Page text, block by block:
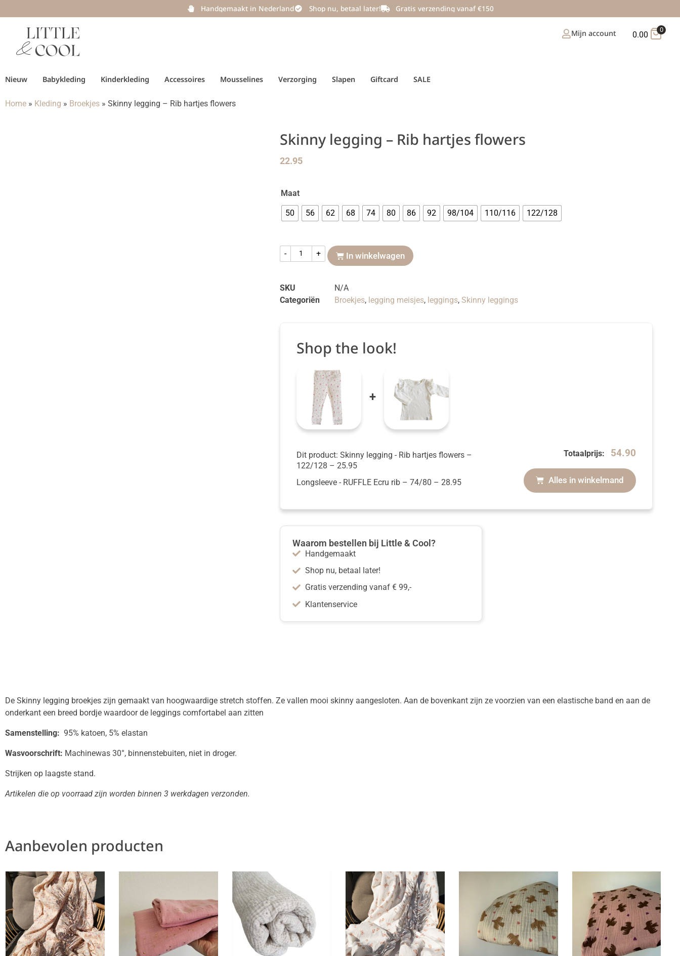
Handgemaakt in Nederland Shop nu, betaal later! Gratis verzending vanaf €150
Mijn account 0.00
0
Nieuw Babykleding Kinderkleding Accessoires Mousselines Verzorging Slapen Giftcard SALE
Home » Kleding » Broekjes » Skinny legging – Rib hartjes flowers
Skinny legging – Rib hartjes flowers
22.95
Maat
50 56 62 68 74 80 86 92 98/104 110/116 122/128
- + In winkelwagen
SKU
N/A
Categoriën
Broekjes, legging meisjes, leggings, Skinny leggings
Shop the look!
+
Totaalprijs: 54.90
Alles in winkelmand
Dit product: Skinny legging - Rib hartjes flowers –
122/128 – 25.95
Longsleeve - RUFFLE Ecru rib – 74/80 – 28.95
Waarom bestellen bij Little & Cool?
Handgemaakt
Shop nu, betaal later!
Gratis verzending vanaf € 99,-
Klantenservice
De Skinny legging broekjes zijn gemaakt van hoogwaardige stretch stoffen. Ze vallen mooi skinny aangesloten. Aan de bovenkant zijn ze voorzien van een elastische band en aan de
onderkant een breed bordje waardoor de leggings comfortabel aan zitten
Samenstelling: 95% katoen, 5% elastan
Wasvoorschrift: Machinewas 30°, binnenstebuiten, niet in droger.
Strijken op laagste stand.
Artikelen die op voorraad zijn worden binnen 3 werkdagen verzonden.
Aanbevolen producten